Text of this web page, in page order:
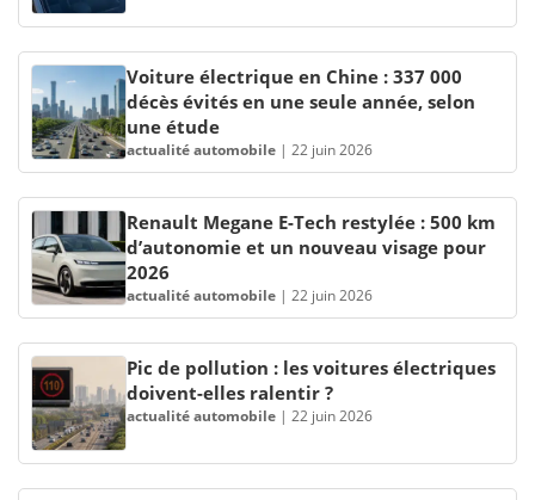
Voiture électrique en Chine : 337 000
décès évités en une seule année, selon
une étude
actualité automobile | 22 juin 2026
Renault Megane E-Tech restylée : 500 km
d’autonomie et un nouveau visage pour
2026
actualité automobile | 22 juin 2026
Pic de pollution : les voitures électriques
doivent-elles ralentir ?
actualité automobile | 22 juin 2026